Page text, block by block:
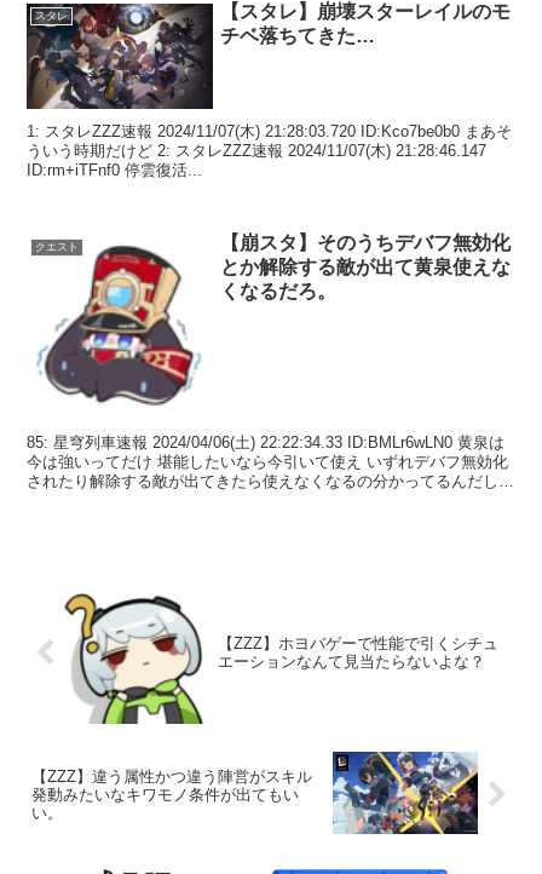
スタレ
【スタレ】崩壊スターレイルのモ
チベ落ちてきた…
1: スタレZZZ速報 2024/11/07(木) 21:28:03.720 ID:Kco7be0b0 まあそ
ういう時期だけど 2: スタレZZZ速報 2024/11/07(木) 21:28:46.147
ID:rm+iTFnf0 停雲復活...
クエスト
【崩スタ】そのうちデバフ無効化
とか解除する敵が出て黄泉使えな
くなるだろ。
85: 星穹列車速報 2024/04/06(土) 22:22:34.33 ID:BMLr6wLN0 黄泉は
今は強いってだけ 堪能したいなら今引いて使え いずれデバフ無効化
されたり解除する敵が出てきたら使えなくなるの分かってるんだし
【ZZZ】ホヨバゲーで性能で引くシチュ
エーションなんて見当たらないよな？
【ZZZ】違う属性かつ違う陣営がスキル
発動みたいなキワモノ条件が出てもい
い。